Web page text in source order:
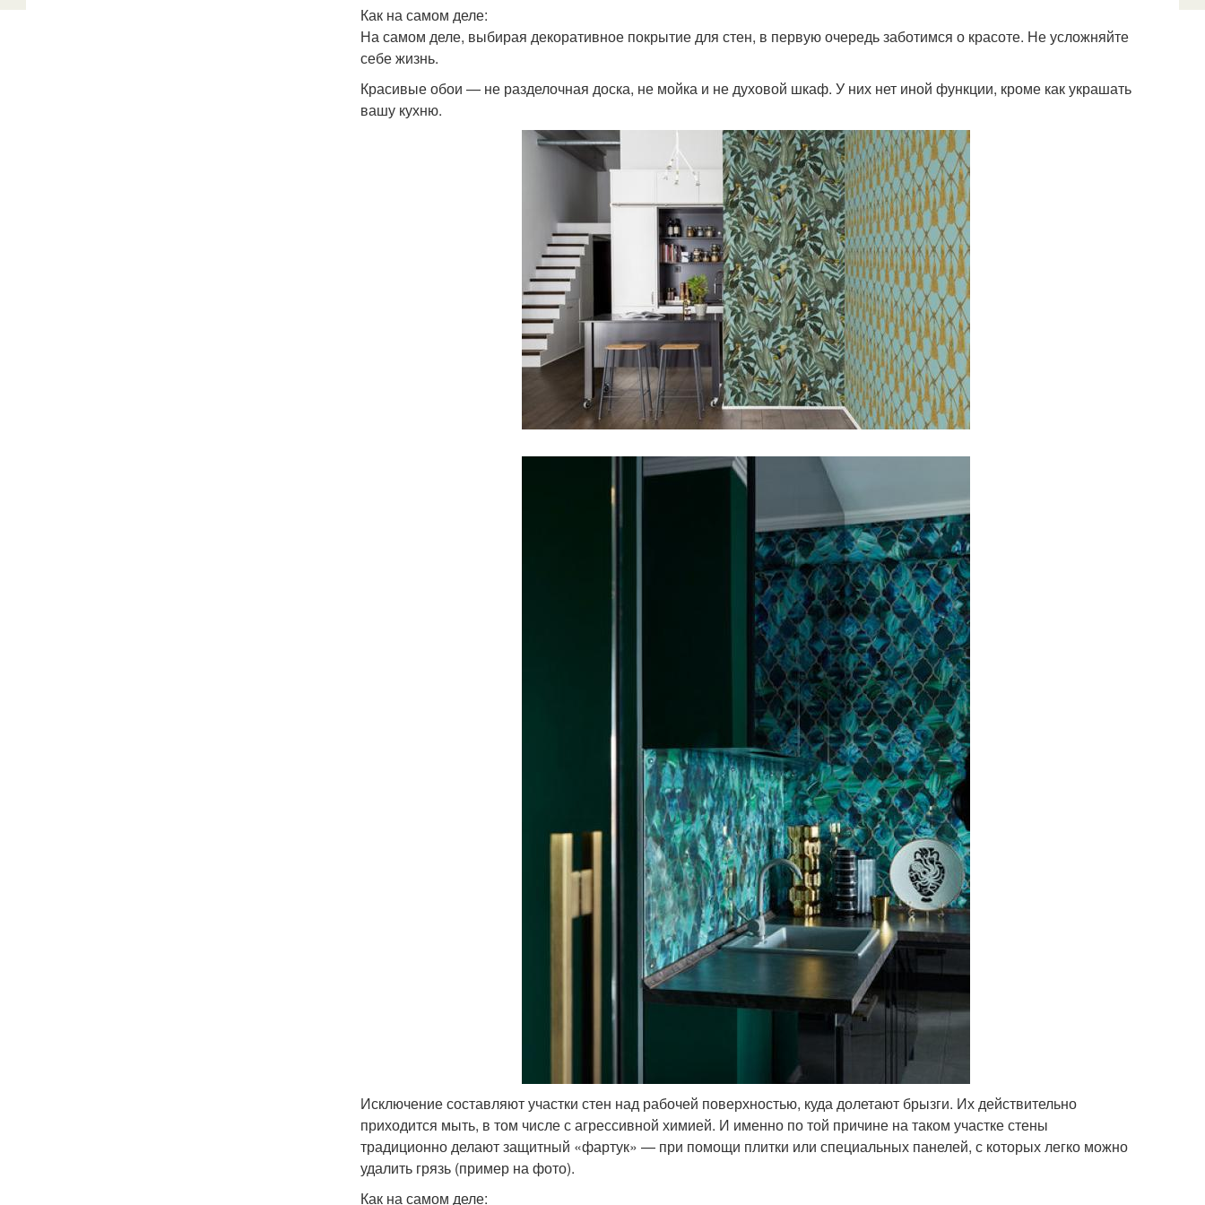
Как на самом деле:
На самом деле, выбирая декоративное покрытие для стен, в первую очередь заботимся о красоте. Не усложняйте
себе жизнь.
Красивые обои — не разделочная доска, не мойка и не духовой шкаф. У них нет иной функции, кроме как украшать
вашу кухню.
Исключение составляют участки стен над рабочей поверхностью, куда долетают брызги. Их действительно
приходится мыть, в том числе с агрессивной химией. И именно по той причине на таком участке стены
традиционно делают защитный «фартук» — при помощи плитки или специальных панелей, с которых легко можно
удалить грязь (пример на фото).
Как на самом деле: